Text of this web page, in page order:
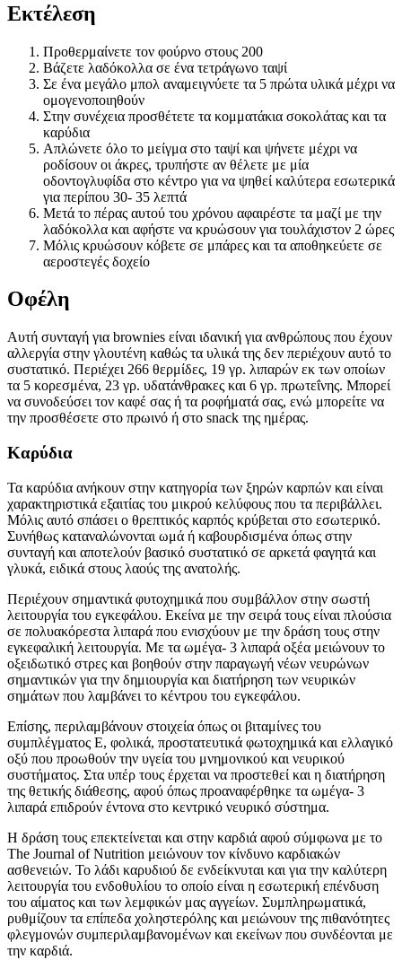
Εκτέλεση
Προθερμαίνετε τον φούρνο στους 200
Βάζετε λαδόκολλα σε ένα τετράγωνο ταψί
Σε ένα μεγάλο μπολ αναμειγνύετε τα 5 πρώτα υλικά μέχρι να
ομογενοποιηθούν
Στην συνέχεια προσθέτετε τα κομματάκια σοκολάτας και τα
καρύδια
Απλώνετε όλο το μείγμα στο ταψί και ψήνετε μέχρι να
ροδίσουν οι άκρες, τρυπήστε αν θέλετε με μία
οδοντογλυφίδα στο κέντρο για να ψηθεί καλύτερα εσωτερικά
για περίπου 30- 35 λεπτά
Μετά το πέρας αυτού του χρόνου αφαιρέστε τα μαζί με την
λαδόκολλα και αφήστε να κρυώσουν για τουλάχιστον 2 ώρες
Μόλις κρυώσουν κόβετε σε μπάρες και τα αποθηκεύετε σε
αεροστεγές δοχείο
Οφέλη
Αυτή συνταγή για brownies είναι ιδανική για ανθρώπους που έχουν
αλλεργία στην γλουτένη καθώς τα υλικά της δεν περιέχουν αυτό το
συστατικό. Περιέχει 266 θερμίδες, 19 γρ. λιπαρών εκ των οποίων
τα 5 κορεσμένα, 23 γρ. υδατάνθρακες και 6 γρ. πρωτεΐνης. Μπορεί
να συνοδεύσει τον καφέ σας ή τα ροφήματά σας, ενώ μπορείτε να
την προσθέσετε στο πρωινό ή στο snack της ημέρας.
Καρύδια
Τα καρύδια ανήκουν στην κατηγορία των ξηρών καρπών και είναι
χαρακτηριστικά εξαιτίας του μικρού κελύφους που τα περιβάλλει.
Μόλις αυτό σπάσει ο θρεπτικός καρπός κρύβεται στο εσωτερικό.
Συνήθως καταναλώνονται ωμά ή καβουρδισμένα όπως στην
συνταγή και αποτελούν βασικό συστατικό σε αρκετά φαγητά και
γλυκά, ειδικά στους λαούς της ανατολής.
Περιέχουν σημαντικά φυτοχημικά που συμβάλλον στην σωστή
λειτουργία του εγκεφάλου. Εκείνα με την σειρά τους είναι πλούσια
σε πολυακόρεστα λιπαρά που ενισχύουν με την δράση τους στην
εγκεφαλική λειτουργία. Με τα ωμέγα- 3 λιπαρά οξέα μειώνουν το
οξειδωτικό στρες και βοηθούν στην παραγωγή νέων νευρώνων
σημαντικών για την δημιουργία και διατήρηση των νευρικών
σημάτων που λαμβάνει το κέντρου του εγκεφάλου.
Επίσης, περιλαμβάνουν στοιχεία όπως οι βιταμίνες του
συμπλέγματος Ε, φολικά, προστατευτικά φωτοχημικά και ελλαγικό
οξύ που προωθούν την υγεία του μνημονικού και νευρικού
συστήματος. Στα υπέρ τους έρχεται να προστεθεί και η διατήρηση
της θετικής διάθεσης, αφού όπως προαναφέρθηκε τα ωμέγα- 3
λιπαρά επιδρούν έντονα στο κεντρικό νευρικό σύστημα.
Η δράση τους επεκτείνεται και στην καρδιά αφού σύμφωνα με το
The Journal of Nutrition μειώνουν τον κίνδυνο καρδιακών
ασθενειών. Το λάδι καρυδιού δε ενδείκνυται και για την καλύτερη
λειτουργία του ενδοθυλίου το οποίο είναι η εσωτερική επένδυση
του αίματος και των λεμφικών μας αγγείων. Συμπληρωματικά,
ρυθμίζουν τα επίπεδα χοληστερόλης και μειώνουν της πιθανότητες
φλεγμονών συμπεριλαμβανομένων και εκείνων που συνδέονται με
την καρδιά.